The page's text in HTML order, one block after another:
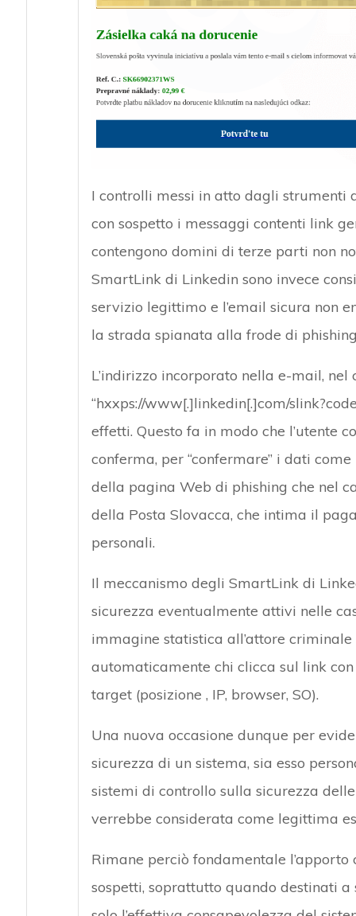
I controlli messi in atto dagli strumenti
con sospetto i messaggi contenti link
contengono domini di terze parti non
SmartLink di Linkedin sono invece
servizio legittimo e l’email sicura non
la strada spianata alla frode di
L’indirizzo incorporato nella e-mail,
“hxxps://www[.]linkedin[.]com/
effetti. Questo fa in modo che l’utente
conferma, per “confermare” i dati
della pagina Web di phishing che nel
della Posta Slovacca, che intima il
personali.
Il meccanismo degli SmartLink di
sicurezza eventualmente attivi nelle
immagine statistica all’attore
automaticamente chi clicca sul link
target (posizione , IP, browser, SO).
Una nuova occasione dunque per
sicurezza di un sistema, sia esso
sistemi di controllo sulla sicurezza
verrebbe considerata come legittima
Rimane perciò fondamentale
sospetti, soprattutto quando destinati